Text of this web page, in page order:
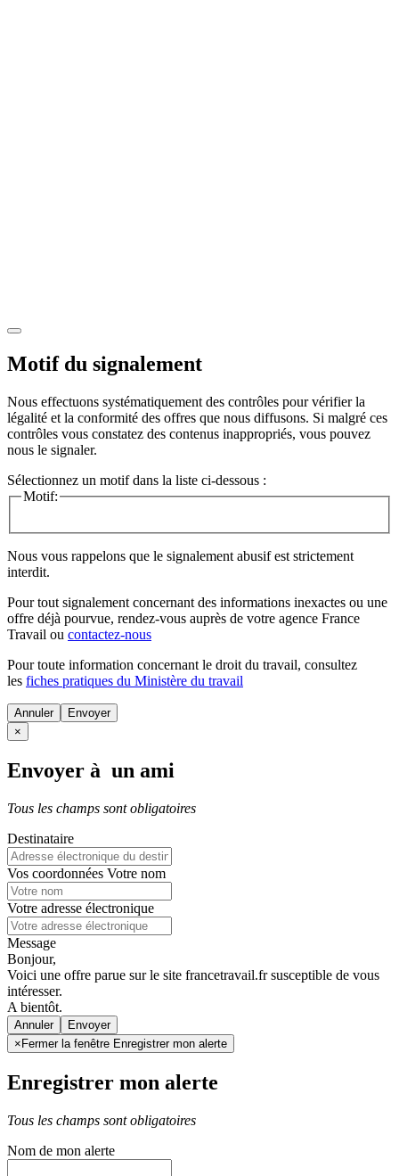
Motif du signalement
Nous effectuons systématiquement des contrôles pour vérifier la
légalité et la conformité des offres que nous diffusons. Si malgré ces
contrôles vous constatez des contenus inappropriés, vous pouvez
nous le signaler.
Sélectionnez un motif dans la liste ci-dessous :
Motif:
Nous vous rappelons que le signalement abusif est strictement
interdit.
Pour tout signalement concernant des informations inexactes ou une
offre déjà pourvue, rendez-vous auprès de votre agence France
Travail ou contactez-nous
Pour toute information concernant le droit du travail, consultez
les fiches pratiques du Ministère du travail
Annuler
×
Envoyer à un ami
Tous les champs sont obligatoires
Destinataire
Vos coordonnées Votre nom
Votre adresse électronique
Message
Bonjour,
Voici une offre parue sur le site francetravail.fr susceptible de vous
intéresser.
A bientôt.
Annuler
× Fermer la fenêtre Enregistrer mon alerte
Enregistrer mon alerte
Tous les champs sont obligatoires
Nom de mon alerte